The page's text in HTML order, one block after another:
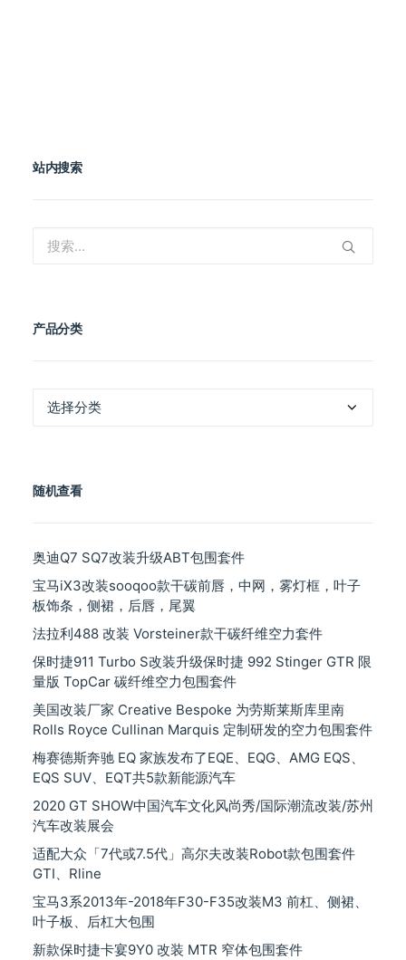
站内搜索
产品分类
随机查看
奥迪Q7 SQ7改装升级ABT包围套件
宝马iX3改装sooqoo款干碳前唇，中网，雾灯框，叶子
板饰条，侧裙，后唇，尾翼
法拉利488 改装 Vorsteiner款干碳纤维空力套件
保时捷911 Turbo S改装升级保时捷 992 Stinger GTR 限
量版 TopCar 碳纤维空力包围套件
美国改装厂家 Creative Bespoke 为劳斯莱斯库里南
Rolls Royce Cullinan Marquis 定制研发的空力包围套件
梅赛德斯奔驰 EQ 家族发布了EQE、EQG、AMG EQS、
EQS SUV、EQT共5款新能源汽车
2020 GT SHOW中国汽车文化风尚秀/国际潮流改装/苏州
汽车改装展会
适配大众「7代或7.5代」高尔夫改装Robot款包围套件
GTI、Rline
宝马3系2013年-2018年F30-F35改装M3 前杠、侧裙、
叶子板、后杠大包围
新款保时捷卡宴9Y0 改装 MTR 窄体包围套件